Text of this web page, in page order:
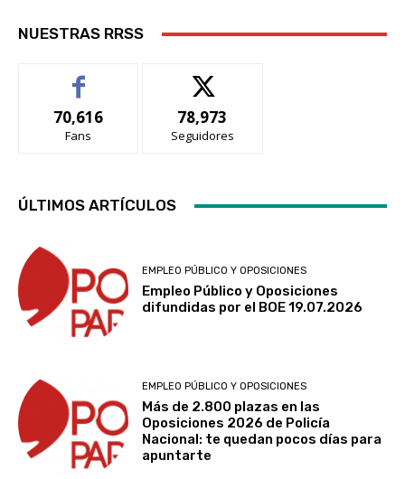
NUESTRAS RRSS
70,616
Fans
78,973
Seguidores
ÚLTIMOS ARTÍCULOS
EMPLEO PÚBLICO Y OPOSICIONES
Empleo Público y Oposiciones
difundidas por el BOE 19.07.2026
EMPLEO PÚBLICO Y OPOSICIONES
Más de 2.800 plazas en las
Oposiciones 2026 de Policía
Nacional: te quedan pocos días para
apuntarte